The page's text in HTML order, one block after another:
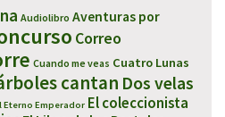
Audiolibro Aventuras por
Correo
Cuando me veas Cuatro Lunas
cantan Dos velas
Eterno Emperador El coleccionista